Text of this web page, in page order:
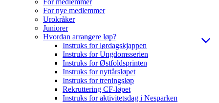
For medlemmer
For nye medlemmer
Urokråker
Juniorer
Hvordan arrangere løp?
Instruks for lørdagskjappen
Instruks for Ungdomsserien
Instruks for Østfoldsprinten
Instruks for nyttårsløpet
Instruks for treningsløp
Rekruttering CF-løpet
Instruks for aktivitetsdag i Nesparken